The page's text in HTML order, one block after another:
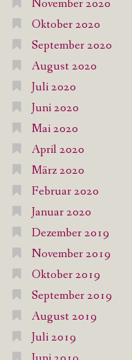
November 2020
Oktober 2020
September 2020
August 2020
Juli 2020
Juni 2020
Mai 2020
April 2020
März 2020
Februar 2020
Januar 2020
Dezember 2019
November 2019
Oktober 2019
September 2019
August 2019
Juli 2019